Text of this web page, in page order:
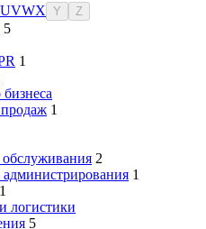
UVWX Y Z
5
1
1
обслуживания 2
администрирования 1
1
логистики
5